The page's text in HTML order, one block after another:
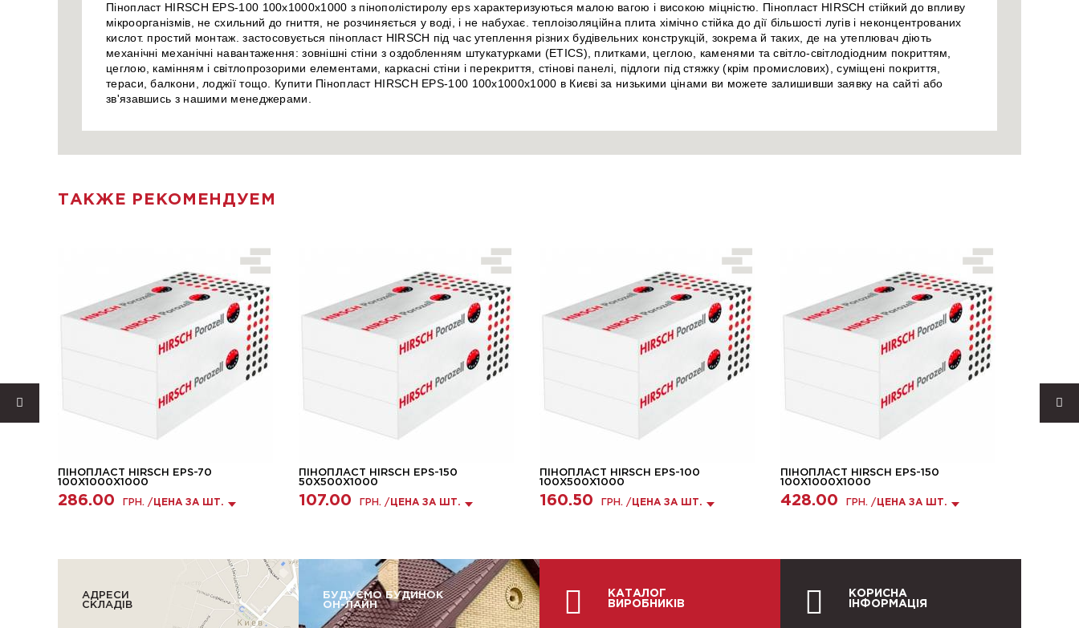
Пінопласт HIRSCH EPS-100 100x1000x1000 з пінополістиролу eps характеризуються малою вагою і високою міцністю. Пінопласт HIRSCH стійкий до впливу
мікроорганізмів, не схильний до гниття, не розчиняється у воді, і не набухає. теплоізоляційна плита хімічно стійка до дії більшості лугів і неконцентрованих
кислот. простий монтаж. застосовується пінопласт HIRSCH під час утеплення різних будівельних конструкцій, зокрема й таких, де на утеплювач діють
механічні механічні навантаження: зовнішні стіни з оздобленням штукатурками (ETICS), плитками, цеглою, каменями та світло-світлодіодним покриттям,
цеглою, камінням і світлопрозорими елементами, каркасні стіни і перекриття, стінові панелі, підлоги під стяжку (крім промислових), суміщені покриття,
тераси, балкони, лоджії тощо. Купити Пінопласт HIRSCH EPS-100 100x1000x1000 в Києві за низькими цінами ви можете залишивши заявку на сайті або
зв'язавшись з нашими менеджерами.
ТАКЖЕ РЕКОМЕНДУЕМ
ПІНОПЛАСТ HIRSCH EPS-70
100X1000X1000
286.00 ГРН. / ЦЕНА ЗА ШТ.
ПІНОПЛАСТ HIRSCH EPS-150
50X500X1000
107.00 ГРН. / ЦЕНА ЗА ШТ.
ПІНОПЛАСТ HIRSCH EPS-100
100X500X1000
160.50 ГРН. / ЦЕНА ЗА ШТ.
ПІНОПЛАСТ HIRSCH EPS-150
100X1000X1000
428.00 ГРН. / ЦЕНА ЗА ШТ.
АДРЕСИ
СКЛАДІВ
БУДУЄМО БУДИНОК
ОН-ЛАЙН
КАТАЛОГ
ВИРОБНИКІВ
КОРИСНА
ІНФОРМАЦІЯ